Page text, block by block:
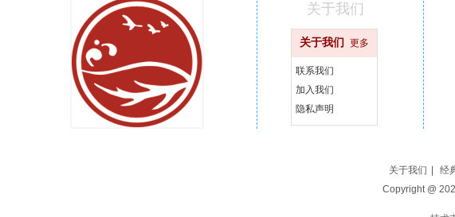
更快
更好
汇聚品牌
关于我们 更多
联系我们
加入我们
隐私声明
关于我们
关于我们 经
Copyright @